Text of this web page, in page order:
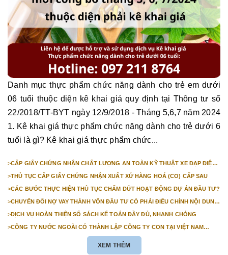
Danh mục thực phẩm chức năng dành cho trẻ em dưới
06 tuổi thuộc diện kê khai giá quy định tại Thông tư số
22/2018/TT-BYT ngày 12/9/2018 - Tháng 5,6,7 năm 2024
1. Kê khai giá thực phẩm chức năng dành cho trẻ dưới 6
tuổi là gì? Kê khai giá thực phẩm chức...
>CẤP GIẤY CHỨNG NHẬN CHẤT LƯỢNG AN TOÀN KỸ THUẬT XE ĐẠP ĐIỆN
>THỦ TỤC CẤP GIẤY CHỨNG NHẬN XUẤT XỨ HÀNG HOÁ (CO) CẤP SAU
>CÁC BƯỚC THỰC HIỆN THỦ TỤC CHẤM DỨT HOẠT ĐỘNG DỰ ÁN ĐẦU TƯ?
>CHUYỂN ĐỔI NỢ VAY THÀNH VỐN ĐẦU TƯ CÓ PHẢI ĐIỀU CHỈNH NỘI DUNG
>DỊCH VỤ HOÀN THIỆN SỔ SÁCH KẾ TOÁN ĐẦY ĐỦ, NHANH CHÓNG
>CÔNG TY NƯỚC NGOÀI CÓ THÀNH LẬP CÔNG TY CON TẠI VIỆT NAM
XEM THÊM